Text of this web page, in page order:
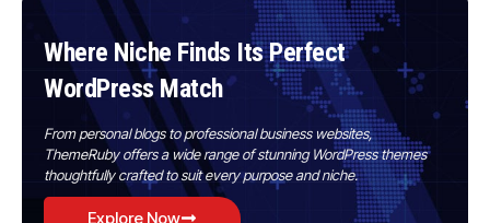
Where Niche Finds Its Perfect
WordPress Match
From personal blogs to professional business websites,
ThemeRuby offers a wide range of stunning WordPress themes
thoughtfully crafted to suit every purpose and niche.
Explore Now